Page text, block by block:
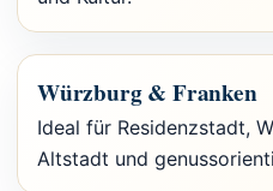
Würzburg & Franken
Ideal für Residenzstadt,
Altstadt und